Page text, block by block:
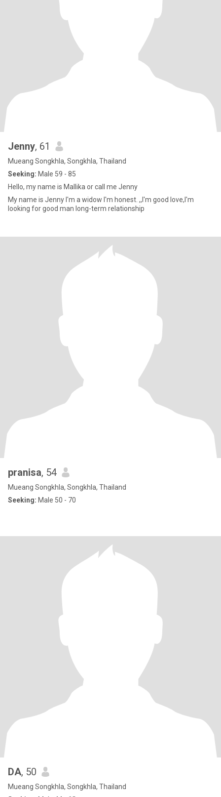
Jenny, 61
Mueang Songkhla, Songkhla, Thailand
Seeking: Male 59 - 85
Hello, my name is Mallika or call me Jenny
My name is Jenny I'm a widow I'm honest. ,,I'm good love,I'm
looking for good man long-term relationship
pranisa, 54
Mueang Songkhla, Songkhla, Thailand
Seeking: Male 50 - 70
DA, 50
Mueang Songkhla, Songkhla, Thailand